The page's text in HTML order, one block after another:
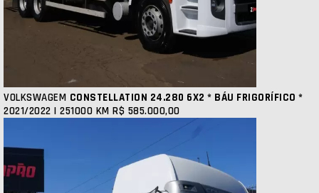
VOLKSWAGEM CONSTELLATION 24.280 6X2 * BÁU FRIGORÍFICO *
2021/2022 | 251000 KM R$ 585.000,00